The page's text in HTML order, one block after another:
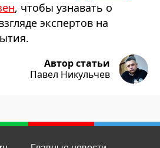
, чтобы узнавать о
экспертов на
Автор статьи
Павел Никульчев